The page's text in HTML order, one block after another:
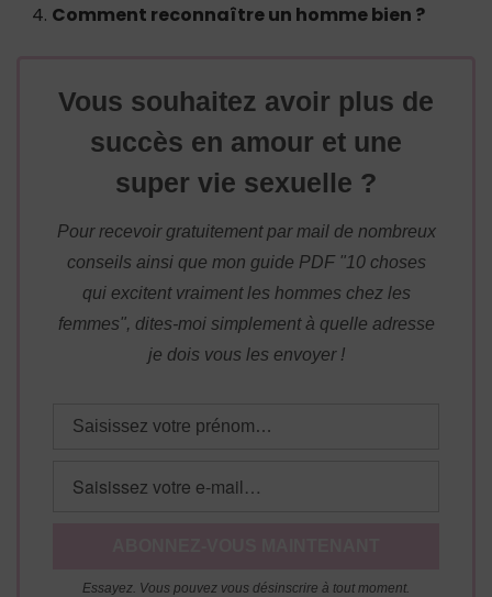
Comment reconnaître un homme bien ?
Vous souhaitez avoir plus de
succès en amour et une
super vie sexuelle ?
Pour recevoir gratuitement par mail de nombreux
conseils ainsi que mon guide PDF "10 choses
qui excitent vraiment les hommes chez les
femmes", dites-moi simplement à quelle adresse
je dois vous les envoyer !
Essayez. Vous pouvez vous désinscrire à tout moment.